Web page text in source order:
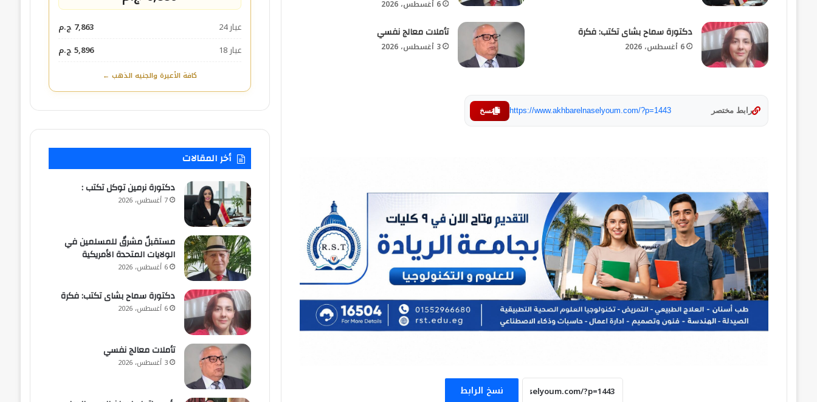
6 أغسطس، 2026
دكتورة سماح بشاى تكتب: فكرة
6 أغسطس، 2026
تأملات معالج نفسي
3 أغسطس، 2026
رابط مختصر https://www.akhbarelnaselyoum.com/?p=1443 نسخ
نسخ الرابط
محمد جاد يكتب: كيف يعيد التحول الرقمي
والتعليم الإلكتروني صياغة عقول أجيال
المستقبل
أحمد عبد الحليم يكتب: «شفرة البقاء».. نهر
عيار 24
7,863 ج.م
عيار 18
5,896 ج.م
كافة الأعيرة والجنيه الذهب ←
أخر المقالات
​دكتورة نرمين توكل تكتب :
7 أغسطس، 2026
مستقبلٌ مشرقٌ للمسلمين في
الولايات المتحدة الأمريكية
6 أغسطس، 2026
دكتورة سماح بشاى تكتب: فكرة
6 أغسطس، 2026
تأملات معالج نفسي
3 أغسطس، 2026